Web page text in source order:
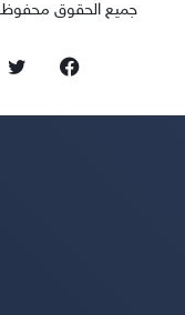
جميع الحقوق محفوظة
فيسبوك